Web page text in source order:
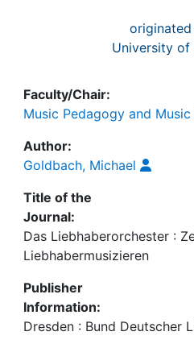
University of
Faculty/Chair:
Music Pedagogy and
Author:
Goldbach, Michael
Title of the
Journal:
Das Liebhaberorchester :
Liebhabermusizieren
Publisher
Information:
Dresden : Bund Deutscher